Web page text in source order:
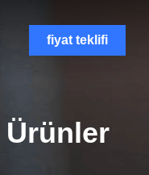
fiyat teklifi
Ürünler